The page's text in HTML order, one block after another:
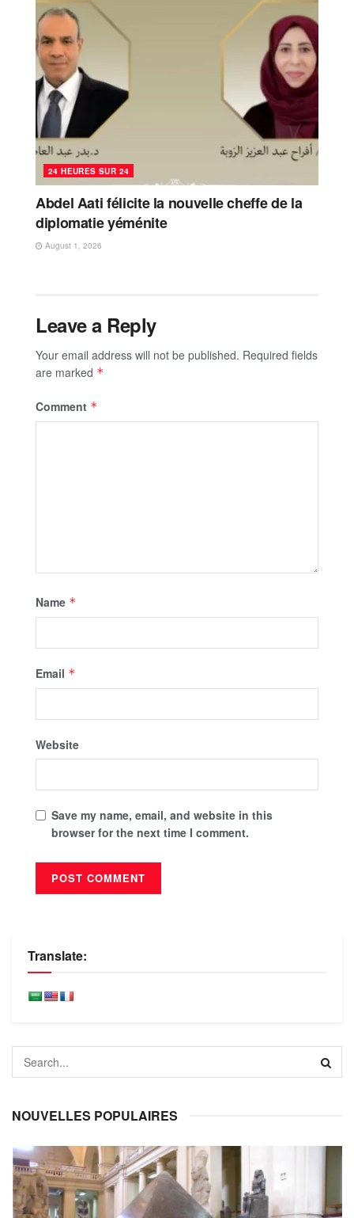
24 HEURES SUR 24
Abdel Aati félicite la nouvelle cheffe de la
diplomatie yéménite
August 1, 2026
Leave a Reply
Your email address will not be published. Required fields
are marked *
Comment *
Name *
Email *
Website
Save my name, email, and website in this
browser for the next time I comment.
Translate:
NOUVELLES POPULAIRES